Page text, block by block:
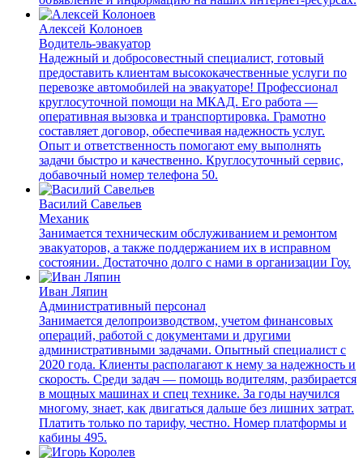
Алексей Колоноев
Водитель-эвакуатор
Надежный и добросовестный специалист, готовый
предоставить клиентам высококачественные услуги по
перевозке автомобилей на эвакуаторе! Профессионал
круглосуточной помощи на МКАД. Его работа —
оперативная вызовка и транспортировка. Грамотно
составляет договор, обеспечивая надежность услуг.
Опыт и ответственность помогают ему выполнять
задачи быстро и качественно. Круглосуточный сервис,
добавочный номер телефона 50.
Василий Савельев
Механик
Занимается техническим обслуживанием и ремонтом
эвакуаторов, а также поддержанием их в исправном
состоянии. Достаточно долго с нами в организации Гоу.
Иван Ляпин
Административный персонал
Занимается делопроизводством, учетом финансовых
операций, работой с документами и другими
административными задачами. Опытный специалист с
2020 года. Клиенты располагают к нему за надежность и
скорость. Среди задач — помощь водителям, разбирается
в мощных машинах и спец технике. За годы научился
многому, знает, как двигаться дальше без лишних затрат.
Платить только по тарифу, честно. Номер платформы и
кабины 495.